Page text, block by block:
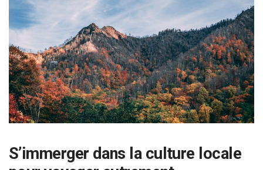
S’immerger dans la culture locale